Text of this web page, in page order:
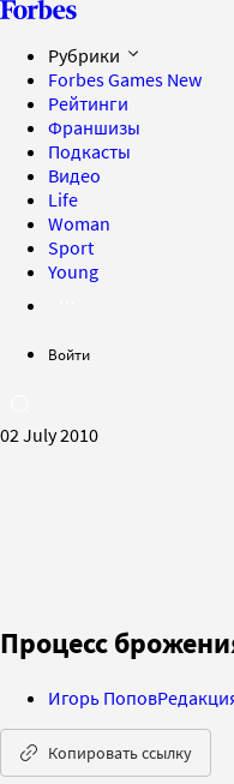
Рубрики
Forbes Games New
Рейтинги
Франшизы
Подкасты
Видео
Life
Woman
Sport
Young
Войти
02 July 2010
Процесс
Игорь Попов
Копировать ссылку